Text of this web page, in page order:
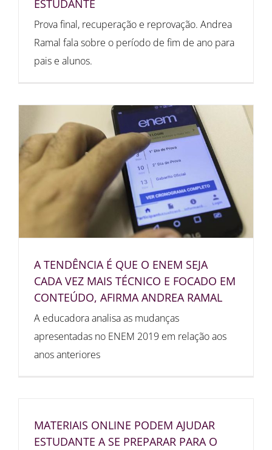
ESTUDANTE
Prova final, recuperação e reprovação. Andrea
Ramal fala sobre o período de fim de ano para
pais e alunos.
A TENDÊNCIA É QUE O ENEM SEJA
CADA VEZ MAIS TÉCNICO E FOCADO EM
CONTEÚDO, AFIRMA ANDREA RAMAL
A educadora analisa as mudanças
apresentadas no ENEM 2019 em relação aos
anos anteriores
MATERIAIS ONLINE PODEM AJUDAR
ESTUDANTE A SE PREPARAR PARA O